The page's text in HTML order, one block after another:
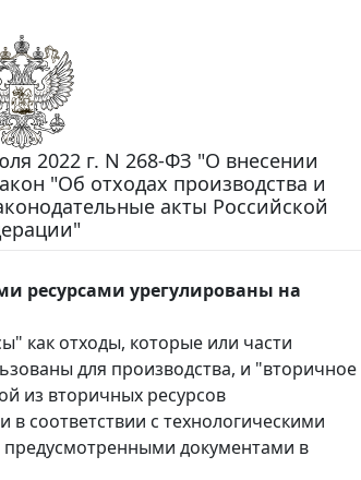
2022 г. N 268-ФЗ "О внесении
"Об отходах производства и
акты Российской
ресурсами урегулированы на
как отходы, которые или части
для производства, и "вторичное
из вторичных ресурсов
в соответствии с технологическими
документами в